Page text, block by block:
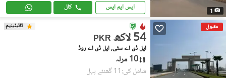
1 ایس ایم ایس کال
مقبول ٹائیٹینیم
PKR 54 لاکھ
ایل ڈی اے سٹی, ایل ڈی اے روڈ
10 مرلہ
شامل کی:11 گھنٹے پہل